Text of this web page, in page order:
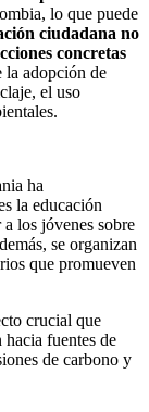
lo que puede
ciudadana no
concretas
la adopción de
el uso
ha
la educación
los jóvenes sobre
se organizan
que promueven
crucial que
fuentes de
de carbono y